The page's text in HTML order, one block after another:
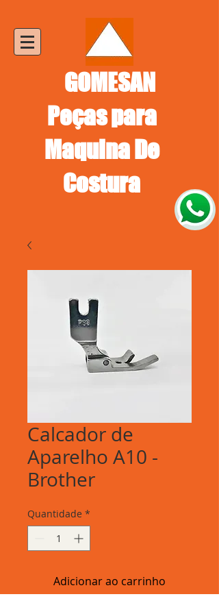
GOMESAN
Peças para
Maquina De
Costura
Calcador de
Aparelho A10 -
Brother
Quantidade *
Adicionar ao carrinho